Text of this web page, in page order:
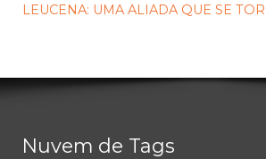
LEUCENA: UMA ALIADA QUE SE
Nuvem de Tags